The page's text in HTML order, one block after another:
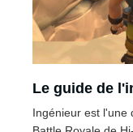
Le guide de
Ingénieur est l'une